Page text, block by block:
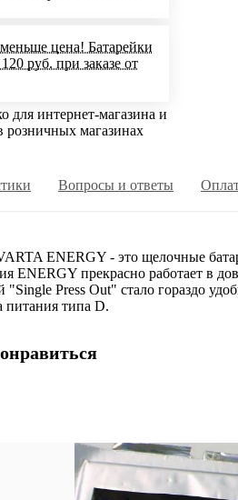
цена! Батарейки
руб. при заказе от
для интернет-магазина и
розничных магазинах
Вопросы и ответы
ENERGY - это щелочные
ENERGY прекрасно работает в
"Single Press Out" стало гораздо
питания типа D.